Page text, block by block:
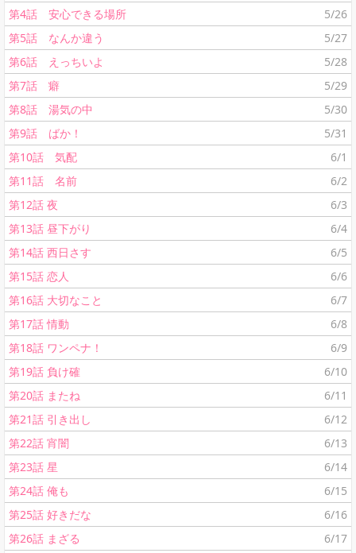
第4話 安心できる場所
5/26
第5話 なんか違う
5/27
第6話 えっちいよ
5/28
第7話 癖
5/29
第8話 湯気の中
5/30
第9話 ばか！
5/31
第10話 気配
6/1
第11話 名前
6/2
第12話 夜
6/3
第13話 昼下がり
6/4
第14話 西日さす
6/5
第15話 恋人
6/6
第16話 大切なこと
6/7
第17話 情動
6/8
第18話 ワンペナ！
6/9
第19話 負け確
6/10
第20話 またね
6/11
第21話 引き出し
6/12
第22話 宵闇
6/13
第23話 星
6/14
第24話 俺も
6/15
第25話 好きだな
6/16
第26話 まざる
6/17